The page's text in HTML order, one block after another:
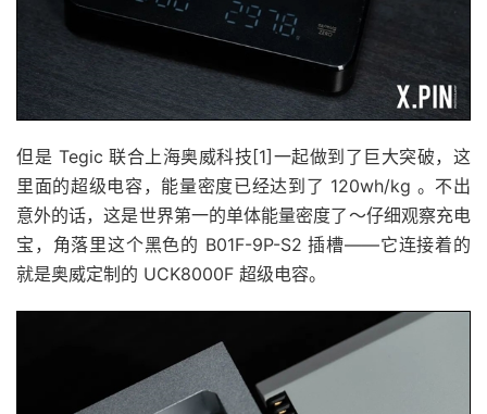
但是 Tegic 联合上海奥威科技[1]一起做到了巨大突破，这
里面的超级电容，能量密度已经达到了 120wh/kg 。不出
意外的话，这是世界第一的单体能量密度了～仔细观察充电
宝，角落里这个黑色的 B01F-9P-S2 插槽——它连接着的
就是奥威定制的 UCK8000F 超级电容。